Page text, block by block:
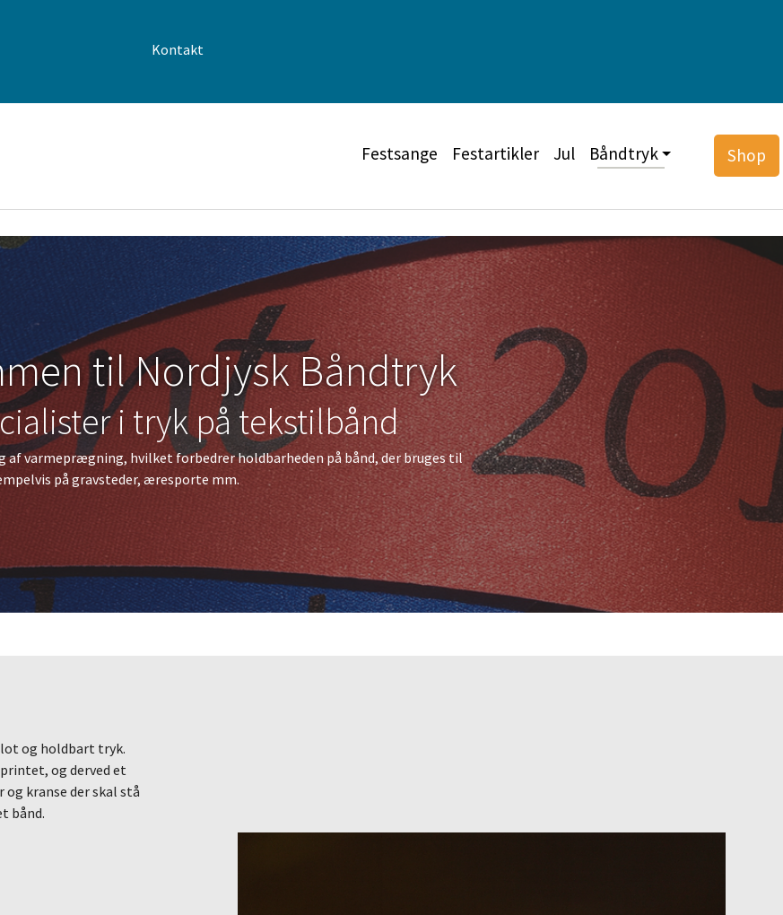
Kontakt
Festsange Festartikler Jul Båndtryk Shop
til Nordjysk Båndtryk
i tryk på tekstilbånd
af varmeprægning, hvilket forbedrer holdbarheden på bånd, der bruges til
på gravsteder, æresporte mm.
og holdbart tryk.
og derved et
kranse der skal stå
bånd.